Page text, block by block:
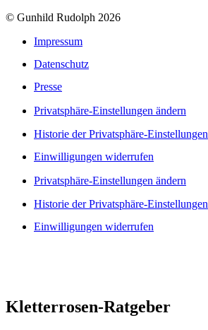
© Gunhild Rudolph 2026
Impressum
Datenschutz
Presse
Privatsphäre-Einstellungen ändern
Historie der Privatsphäre-Einstellungen
Einwilligungen widerrufen
Privatsphäre-Einstellungen ändern
Historie der Privatsphäre-Einstellungen
Einwilligungen widerrufen
Kletterrosen-Ratgeber